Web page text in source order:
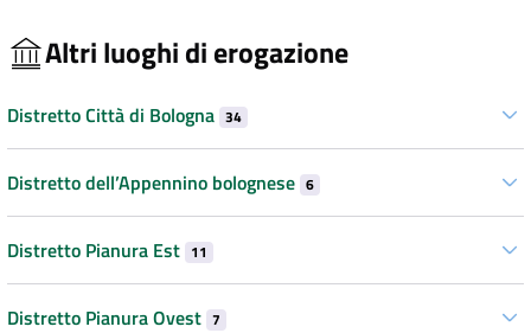
Altri luoghi di erogazione
Distretto Città di Bologna 34
Distretto dell’Appennino bolognese 6
Distretto Pianura Est 11
Distretto Pianura Ovest 7